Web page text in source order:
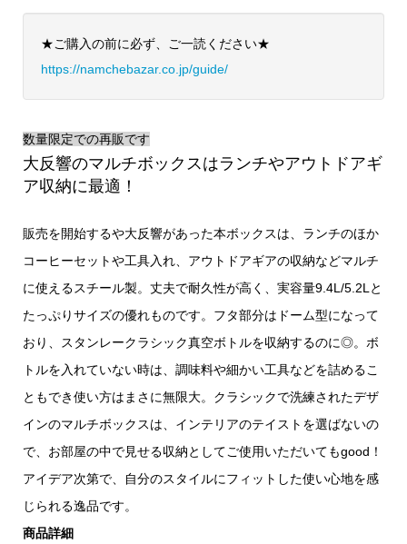
★ご購入の前に必ず、ご一読ください★
https://namchebazar.co.jp/guide/
数量限定での再販です
大反響のマルチボックスはランチやアウトドアギ
ア収納に最適！
販売を開始するや大反響があった本ボックスは、ランチのほか
コーヒーセットや工具入れ、アウトドアギアの収納などマルチ
に使えるスチール製。丈夫で耐久性が高く、実容量9.4L/5.2Lと
たっぷりサイズの優れものです。フタ部分はドーム型になって
おり、スタンレークラシック真空ボトルを収納するのに◎。ボ
トルを入れていない時は、調味料や細かい工具などを詰めるこ
ともでき使い方はまさに無限大。クラシックで洗練されたデザ
インのマルチボックスは、インテリアのテイストを選ばないの
で、お部屋の中で見せる収納としてご使用いただいてもgood！
アイデア次第で、自分のスタイルにフィットした使い心地を感
じられる逸品です。
商品詳細